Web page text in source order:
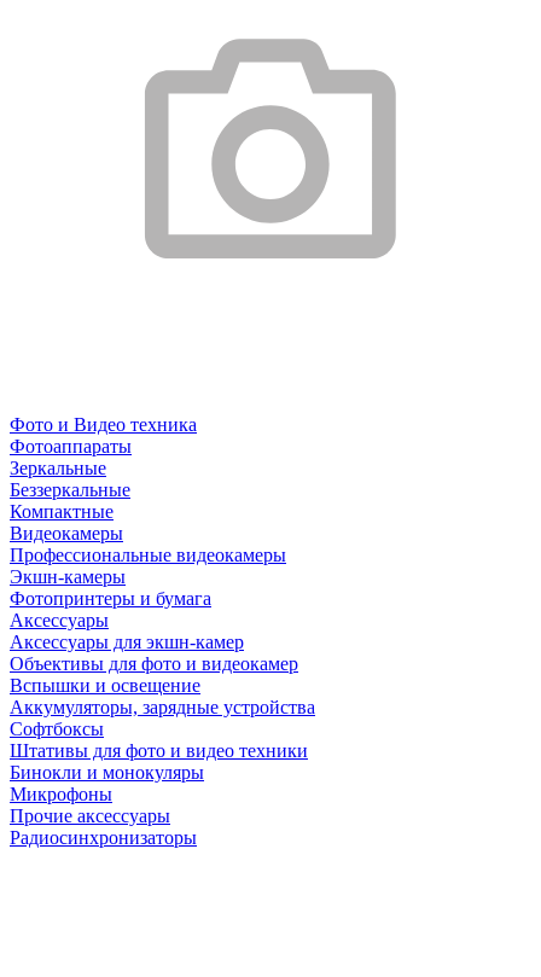
Фото и Видео техника
Фотоаппараты
Зеркальные
Беззеркальные
Компактные
Видеокамеры
Профессиональные видеокамеры
Экшн-камеры
Фотопринтеры и бумага
Аксессуары
Аксессуары для экшн-камер
Объективы для фото и видеокамер
Вспышки и освещение
Аккумуляторы, зарядные устройства
Софтбоксы
Штативы для фото и видео техники
Бинокли и монокуляры
Микрофоны
Прочие аксессуары
Радиосинхронизаторы